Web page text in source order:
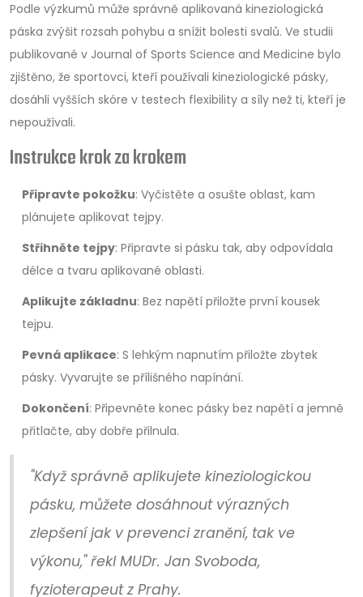
Podle výzkumů může správně aplikovaná kineziologická
páska zvýšit rozsah pohybu a snížit bolesti svalů. Ve studii
publikované v Journal of Sports Science and Medicine bylo
zjištěno, že sportovci, kteří používali kineziologické pásky,
dosáhli vyšších skóre v testech flexibility a síly než ti, kteří je
nepoužívali.
Instrukce krok za krokem
Připravte pokožku: Vyčistěte a osušte oblast, kam
plánujete aplikovat tejpy.
Střihněte tejpy: Připravte si pásku tak, aby odpovídala
délce a tvaru aplikované oblasti.
Aplikujte základnu: Bez napětí přiložte první kousek
tejpu.
Pevná aplikace: S lehkým napnutím přiložte zbytek
pásky. Vyvarujte se přílišného napínání.
Dokončení: Připevněte konec pásky bez napětí a jemně
přitlačte, aby dobře přilnula.
"Když správně aplikujete kineziologickou
pásku, můžete dosáhnout výrazných
zlepšení jak v prevenci zranění, tak ve
výkonu," řekl MUDr. Jan Svoboda,
fyzioterapeut z Prahy.